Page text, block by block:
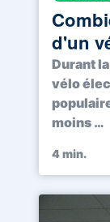
d'un
Durant
vélo
moins …
4min.